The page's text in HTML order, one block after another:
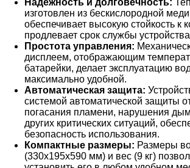
Надежность и долговечность:
изготовлен из бескислородной
обеспечивает высокую стойкость к
продлевает срок службы
Простота управления:
дисплеем, отображающим
батарейки, делает эксплуатацию
максимально удобной.
Автоматическая защита:
системой автоматической защиты
погасания пламени, нарушения
других критических ситуаций,
безопасность использования.
Компактные размеры: Размеры
(330х195х590 мм) и вес (9 кг)